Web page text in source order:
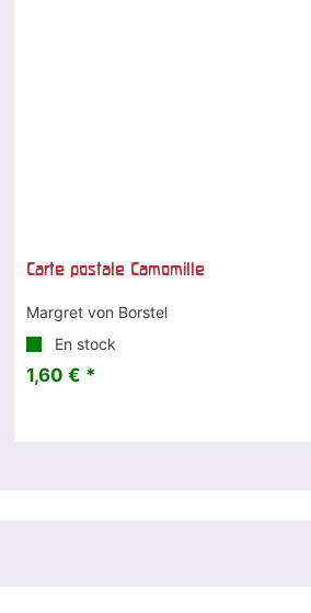
Carte postale Camomille
Margret von Borstel
En stock
1,60 € *